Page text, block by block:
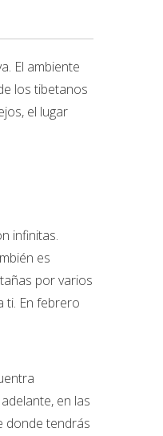
El ambiente
los tibetanos
el lugar
infinitas.
es
por varios
ti. En febrero
en las
donde tendrás